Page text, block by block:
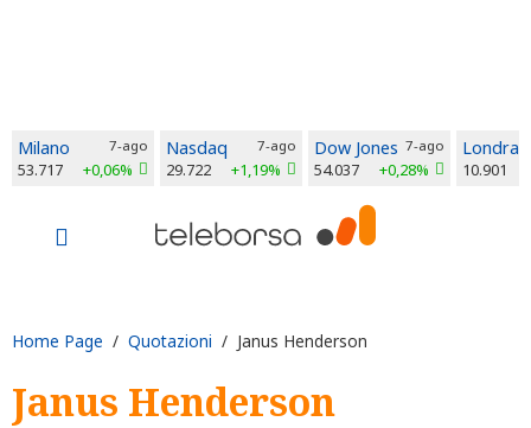
Milano 7-ago
53.717 +0,06%
Nasdaq 7-ago
29.722 +1,19%
Dow Jones 7-ago
54.037 +0,28%
Londra
10.901
Home Page / Quotazioni / Janus Henderson
Janus Henderson